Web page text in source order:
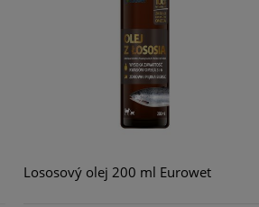
Lososový olej 200 ml Eurowet